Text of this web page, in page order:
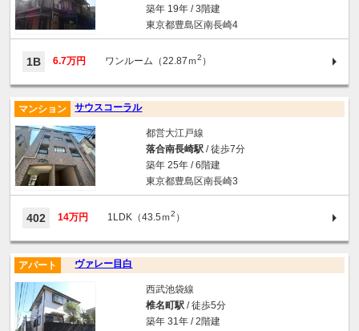
築年 19年 / 3階建
東京都豊島区南長崎4
1B 6.7万円 ワンルーム（22.87ｍ2 ）
サウスコーラル
マンション
都営大江戸線
落合南長崎駅/ 徒歩7分
築年 25年 / 6階建
東京都豊島区南長崎3
402 14万円 1LDK（43.5ｍ2 ）
ヴァレー目白
アパート
西武池袋線
椎名町駅/ 徒歩5分
築年 31年 / 2階建